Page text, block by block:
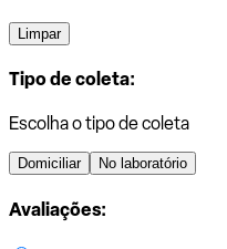
Limpar
Tipo de coleta:
Escolha o tipo de coleta
Domiciliar No laboratório
Avaliações: